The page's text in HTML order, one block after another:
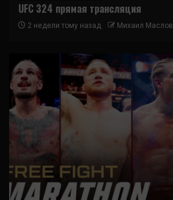
UFC 324 прямая трансляция
2 недели тому назад Михаил Маслов